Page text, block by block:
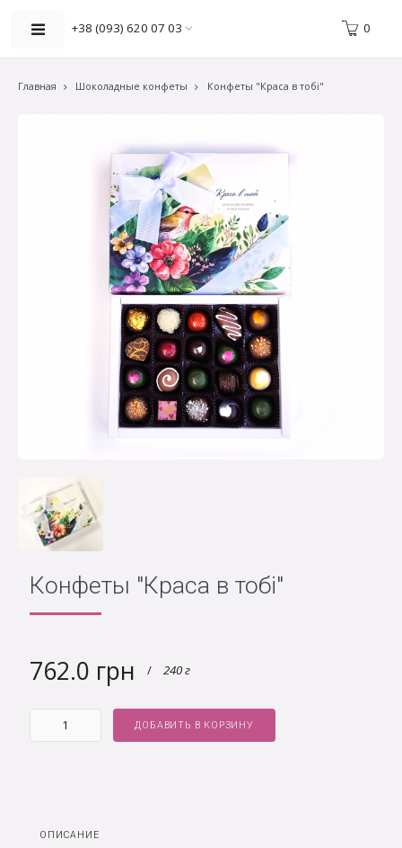
+38 (093) 620 07 03 0
Главная Шоколадные конфеты Конфеты "Краса в тобі"
Конфеты "Краса в тобі"
762.0 грн / 240 г
ДОБАВИТЬ В КОРЗИНУ
ОПИСАНИЕ